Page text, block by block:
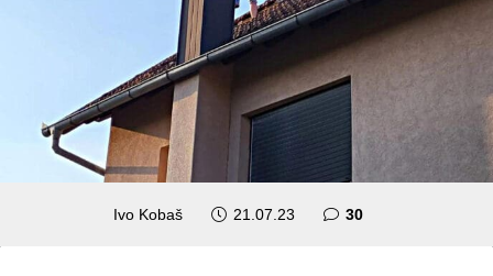
Ivo Kobaš 21.07.23 30komentara